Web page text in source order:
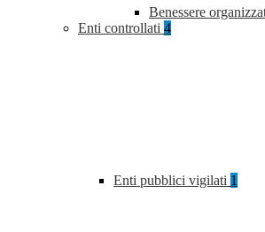
Benessere
Enti controllati 4
Enti pubblici vigilati 1